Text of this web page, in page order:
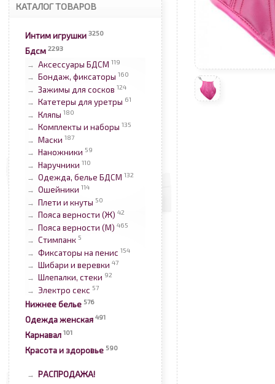
КАТАЛОГ ТОВАРОВ
Интим игрушки 3250
Бдсм 2293
→ Аксессуары БДСМ 119
→ Бондаж, фиксаторы 160
→ Зажимы для сосков 124
→ Катетеры для уретры 61
→ Кляпы 180
→ Комплекты и наборы 135
→ Маски 187
→ Наножники 59
→ Наручники 110
→ Одежда, белье БДСМ 132
→ Ошейники 114
→ Плети и кнуты 50
→ Пояса верности (Ж) 42
→ Пояса верности (М) 465
→ Стимпанк 5
→ Фиксаторы на пенис 154
→ Шибари и веревки 47
→ Шлепалки, стеки 92
→ Электро секс 57
Нижнее белье 576
Одежда женская 491
Карнавал 101
Красота и здоровье 590
→ РАСПРОДАЖА!